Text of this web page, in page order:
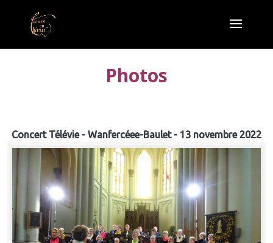
Photos
Concert Télévie - Wanfercéee-Baulet - 13 novembre 2022